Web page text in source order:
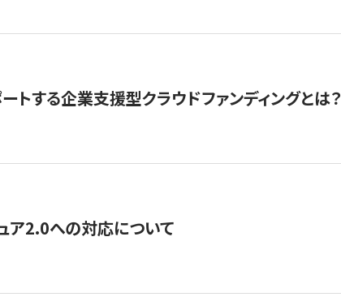
する企業支援型クラウドファンディングとは？
ア2.0への対応について